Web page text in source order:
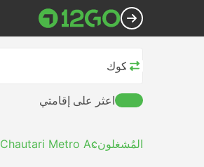
بانكوك
اعثر على إقامتي
المُشغلونChautari Metro Ac 🚌